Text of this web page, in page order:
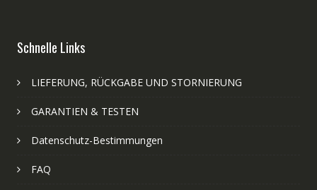
Schnelle Links
LIEFERUNG, RÜCKGABE UND STORNIERUNG
GARANTIEN & TESTEN
Datenschutz-Bestimmungen
FAQ